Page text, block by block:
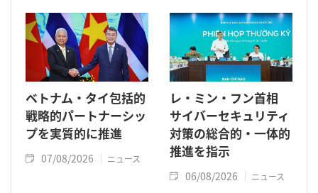
ベトナム・タイ包括的
戦略的パートナーシッ
プを実質的に推進
07/08/2026 ニュース
レ・ミン・フン首相
サイバーセキュリティ
対策の総合的・一体的
推進を指示
06/08/2026 ニュース